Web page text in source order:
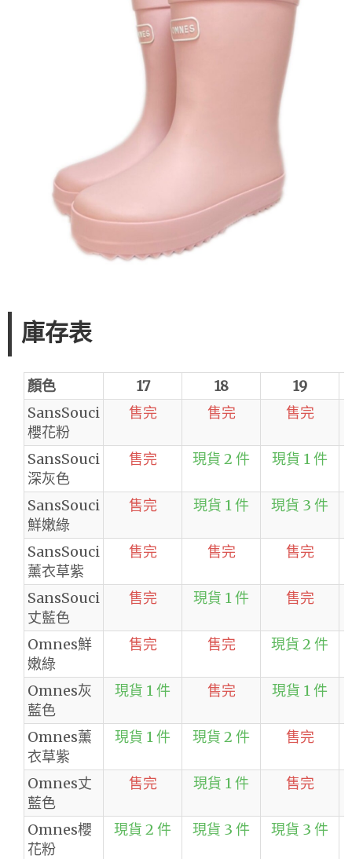
庫存表
顏色 17 18
19
SansSouci
櫻花粉
售完 售完 售完
SansSouci
深灰色
售完 現貨 2 件 現貨 1 件
SansSouci
鮮嫩綠
售完 現貨 1 件 現貨 3 件
SansSouci
薰衣草紫
售完 售完 售完
SansSouci
丈藍色
售完 現貨 1 件 售完
Omnes鮮
嫩綠
售完 售完 現貨 2 件
Omnes灰
藍色
現貨 1 件 售完 現貨 1 件
Omnes薰
衣草紫
現貨 1 件 現貨 2 件 售完
Omnes丈
藍色
售完 現貨 1 件 售完
Omnes櫻
花粉
現貨 2 件 現貨 3 件 現貨 3 件